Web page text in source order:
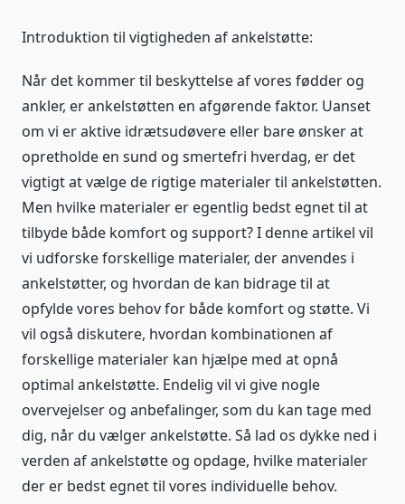
Introduktion til vigtigheden af ​​ankelstøtte:
Når det kommer til beskyttelse af vores fødder og
ankler, er ankelstøtten en afgørende faktor. Uanset
om vi er aktive idrætsudøvere eller bare ønsker at
opretholde en sund og smertefri hverdag, er det
vigtigt at vælge de rigtige materialer til ankelstøtten.
Men hvilke materialer er egentlig bedst egnet til at
tilbyde både komfort og support? I denne artikel vil
vi udforske forskellige materialer, der anvendes i
ankelstøtter, og hvordan de kan bidrage til at
opfylde vores behov for både komfort og støtte. Vi
vil også diskutere, hvordan kombinationen af ​​
forskellige materialer kan hjælpe med at opnå
optimal ankelstøtte. Endelig vil vi give nogle
overvejelser og anbefalinger, som du kan tage med
dig, når du vælger ankelstøtte. Så lad os dykke ned i
verden af ​​ankelstøtte og opdage, hvilke materialer
der er bedst egnet til vores individuelle behov.